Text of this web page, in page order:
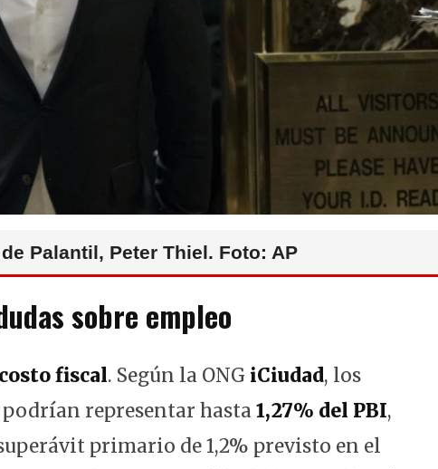
Palantil, Peter Thiel. Foto: AP
sobre empleo
costo fiscal. Según la ONG iCiudad, los
representar hasta1,27% del PBI,
primario de 1,2% previsto en el